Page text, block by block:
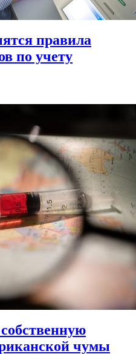
правила
по учету
чумы